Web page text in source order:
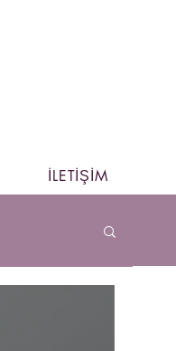
İLETİŞİM